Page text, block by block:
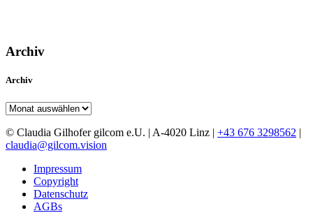
Archiv
Archiv
Archiv
© Claudia Gilhofer gilcom e.U. | A-4020 Linz | +43 676 3298562 |
claudia@gilcom.vision
Impressum
Copyright
Datenschutz
AGBs